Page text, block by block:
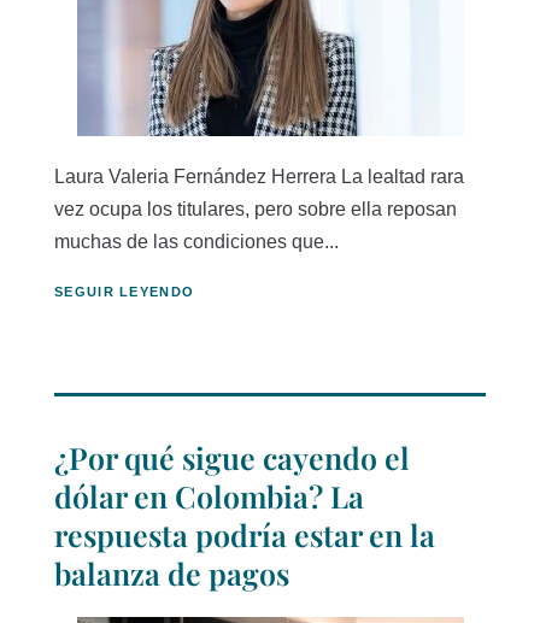
Laura Valeria Fernández Herrera La lealtad rara
vez ocupa los titulares, pero sobre ella reposan
muchas de las condiciones que...
SEGUIR LEYENDO
¿Por qué sigue cayendo el
dólar en Colombia? La
respuesta podría estar en la
balanza de pagos